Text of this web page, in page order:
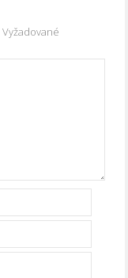
Vyžadované